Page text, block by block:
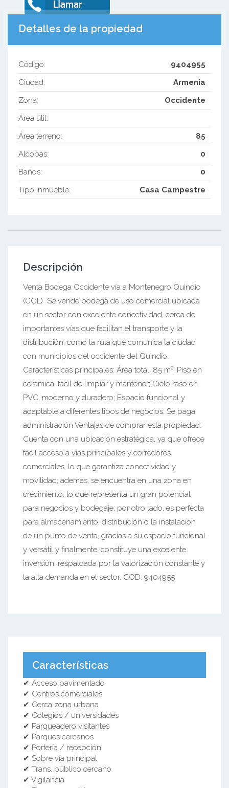
Detalles de la propiedad
Código:
9404955
Ciudad:
Armenia
Zona:
Occidente
Área útil:
Área terreno:
85
Alcobas:
0
Baños:
0
Tipo Inmueble:
Casa Campestre
Descripción
Venta Bodega Occidente vía a Montenegro Quindío
(COL) Se vende bodega de uso comercial ubicada
en un sector con excelente conectividad, cerca de
importantes vías que facilitan el transporte y la
distribución, como la ruta que comunica la ciudad
con municipios del occidente del Quindío.
Características principales: Área total: 85 m²; Piso en
cerámica, fácil de limpiar y mantener; Cielo raso en
PVC, moderno y duradero; Espacio funcional y
adaptable a diferentes tipos de negocios; Se paga
administración Ventajas de comprar esta propiedad:
Cuenta con una ubicación estratégica, ya que ofrece
fácil acceso a vías principales y corredores
comerciales, lo que garantiza conectividad y
movilidad; además, se encuentra en una zona en
crecimiento, lo que representa un gran potencial
para negocios y bodegaje; por otro lado, es perfecta
para almacenamiento, distribución o la instalación
de un punto de venta, gracias a su espacio funcional
y versátil y finalmente, constituye una excelente
inversión, respaldada por la valorización constante y
la alta demanda en el sector. COD: 9404955
Características
✔ Acceso pavimentado
✔ Centros comerciales
✔ Cerca zona urbana
✔ Colegios / universidades
✔ Parqueadero visitantes
✔ Parques cercanos
✔ Portería / recepción
✔ Sobre vía principal
✔ Trans. público cercano
✔ Vigilancia